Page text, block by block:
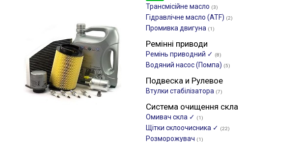
Трансмісійне масло (3)
Гідравлічне масло (ATF) (2)
Промивка двигуна (1)
Ремінні приводи
Ремінь приводний ✓ (8)
Водяний насос (Помпа) (5)
Подвеска и Рулевое
Втулки стабілізатора (7)
Система очищення скла
Омивач скла ✓ (1)
Щітки склоочиcника ✓ (22)
Розморожувач (1)